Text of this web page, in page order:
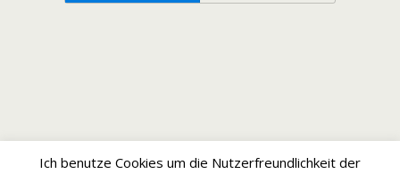
Ich benutze Cookies um die Nutzerfreundlichkeit der